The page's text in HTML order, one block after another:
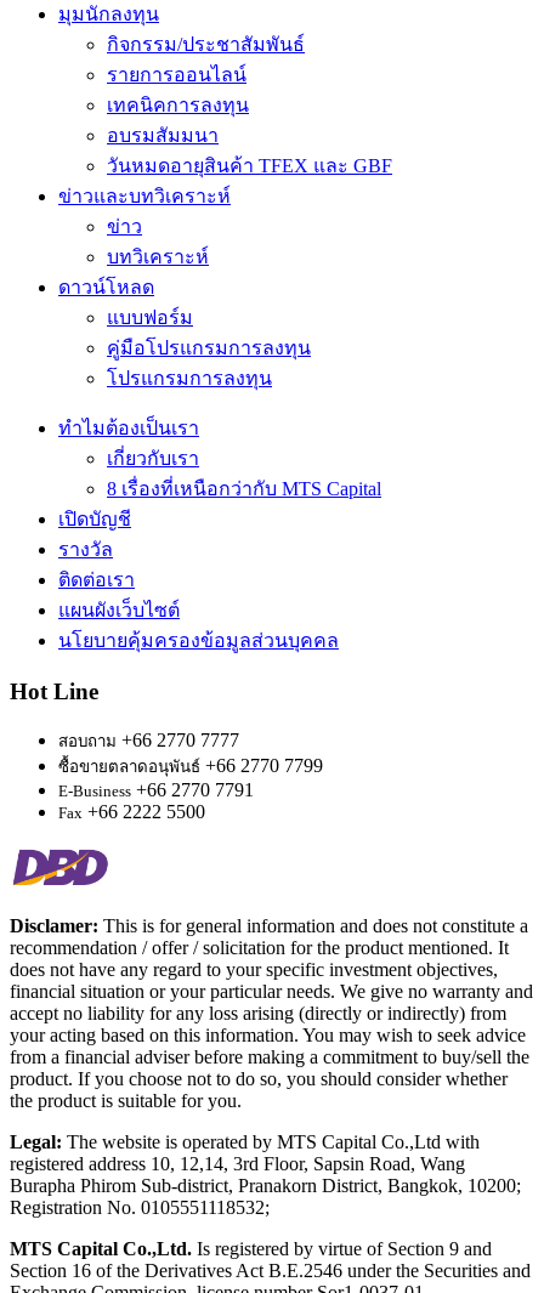
มุมนักลงทุน
กิจกรรม/ประชาสัมพันธ์
รายการออนไลน์
เทคนิคการลงทุน
อบรมสัมมนา
วันหมดอายุสินค้า TFEX และ GBF
ข่าวและบทวิเคราะห์
ข่าว
บทวิเคราะห์
ดาวน์โหลด
แบบฟอร์ม
คู่มือโปรแกรมการลงทุน
โปรแกรมการลงทุน
ทำไมต้องเป็นเรา
เกี่ยวกับเรา
8 เรื่องที่เหนือกว่ากับ MTS Capital
เปิดบัญชี
รางวัล
ติดต่อเรา
แผนผังเว็บไซต์
นโยบายคุ้มครองข้อมูลส่วนบุคคล
Hot Line
สอบถาม +66 2770 7777
ซื้อขายตลาดอนุพันธ์ +66 2770 7799
E-Business +66 2770 7791
Fax +66 2222 5500
Disclamer: This is for general information and does not constitute a
recommendation / offer / solicitation for the product mentioned. It
does not have any regard to your specific investment objectives,
financial situation or your particular needs. We give no warranty and
accept no liability for any loss arising (directly or indirectly) from
your acting based on this information. You may wish to seek advice
from a financial adviser before making a commitment to buy/sell the
product. If you choose not to do so, you should consider whether
the product is suitable for you.
Legal: The website is operated by MTS Capital Co.,Ltd with
registered address 10, 12,14, 3rd Floor, Sapsin Road, Wang
Burapha Phirom Sub-district, Pranakorn District, Bangkok, 10200;
Registration No. 0105551118532;
MTS Capital Co.,Ltd. Is registered by virtue of Section 9 and
Section 16 of the Derivatives Act B.E.2546 under the Securities and